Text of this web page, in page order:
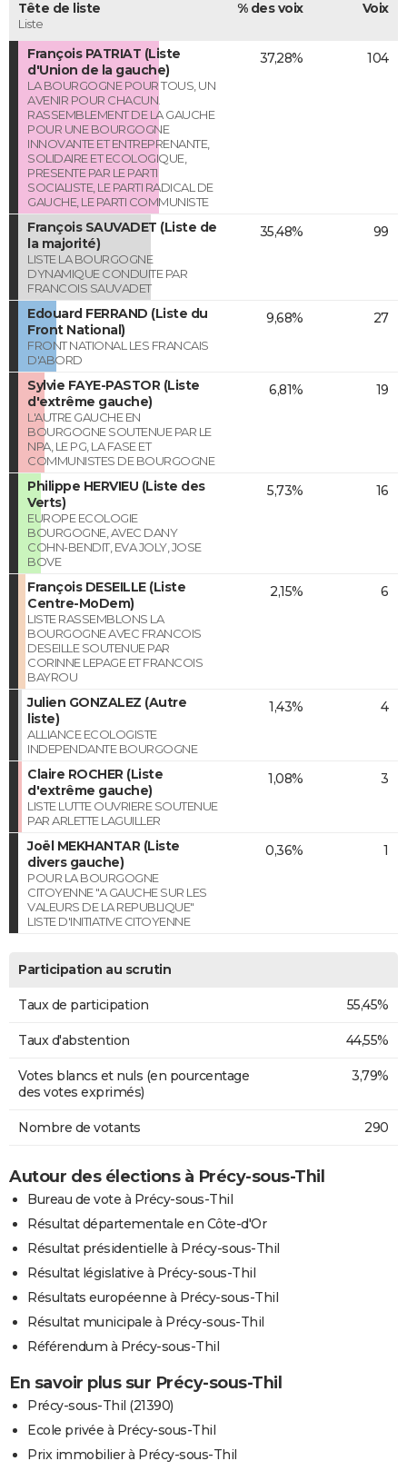
Tête de liste
Liste
% des voix Voix
François PATRIAT (Liste
d'Union de la gauche)
LA BOURGOGNE POUR TOUS, UN
AVENIR POUR CHACUN.
RASSEMBLEMENT DE LA GAUCHE
POUR UNE BOURGOGNE
INNOVANTE ET ENTREPRENANTE,
SOLIDAIRE ET ECOLOGIQUE,
PRESENTE PAR LE PARTI
SOCIALISTE, LE PARTI RADICAL DE
GAUCHE, LE PARTI COMMUNISTE
37,28% 104
François SAUVADET (Liste de
la majorité)
LISTE LA BOURGOGNE
DYNAMIQUE CONDUITE PAR
FRANCOIS SAUVADET
35,48% 99
Edouard FERRAND (Liste du
Front National)
FRONT NATIONAL LES FRANCAIS
D'ABORD
9,68% 27
Sylvie FAYE-PASTOR (Liste
d'extrême gauche)
L'AUTRE GAUCHE EN
BOURGOGNE SOUTENUE PAR LE
NPA, LE PG, LA FASE ET
COMMUNISTES DE BOURGOGNE
6,81% 19
Philippe HERVIEU (Liste des
Verts)
EUROPE ECOLOGIE
BOURGOGNE, AVEC DANY
COHN-BENDIT, EVA JOLY, JOSE
BOVE
5,73% 16
François DESEILLE (Liste
Centre-MoDem)
LISTE RASSEMBLONS LA
BOURGOGNE AVEC FRANCOIS
DESEILLE SOUTENUE PAR
CORINNE LEPAGE ET FRANCOIS
BAYROU
2,15% 6
Julien GONZALEZ (Autre
liste)
ALLIANCE ECOLOGISTE
INDEPENDANTE BOURGOGNE
1,43% 4
Claire ROCHER (Liste
d'extrême gauche)
LISTE LUTTE OUVRIERE SOUTENUE
PAR ARLETTE LAGUILLER
1,08% 3
Joël MEKHANTAR (Liste
divers gauche)
POUR LA BOURGOGNE
CITOYENNE "A GAUCHE SUR LES
VALEURS DE LA REPUBLIQUE"
LISTE D'INITIATIVE CITOYENNE
0,36% 1
Participation au scrutin
Taux de participation 55,45%
Taux d'abstention 44,55%
Votes blancs et nuls (en pourcentage
des votes exprimés)
3,79%
Nombre de votants 290
Autour des élections à Précy-sous-Thil
Bureau de vote à Précy-sous-Thil
Résultat départementale en Côte-d'Or
Résultat présidentielle à Précy-sous-Thil
Résultat législative à Précy-sous-Thil
Résultats européenne à Précy-sous-Thil
Résultat municipale à Précy-sous-Thil
Référendum à Précy-sous-Thil
En savoir plus sur Précy-sous-Thil
Précy-sous-Thil (21390)
Ecole privée à Précy-sous-Thil
Prix immobilier à Précy-sous-Thil